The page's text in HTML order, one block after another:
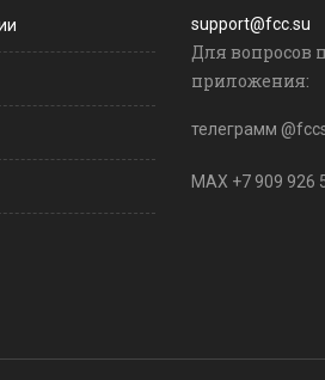
support@fcc.su
Для вопросов
приложения:
телеграмм
MAX +7 909 926